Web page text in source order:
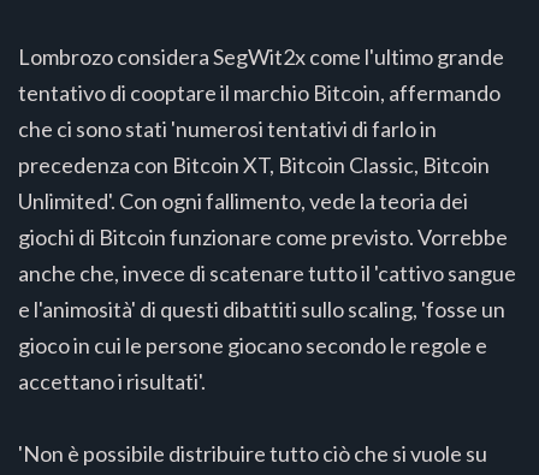
Lombrozo considera SegWit2x come l'ultimo grande
tentativo di cooptare il marchio Bitcoin, affermando
che ci sono stati 'numerosi tentativi di farlo in
precedenza con Bitcoin XT, Bitcoin Classic, Bitcoin
Unlimited'. Con ogni fallimento, vede la teoria dei
giochi di Bitcoin funzionare come previsto. Vorrebbe
anche che, invece di scatenare tutto il 'cattivo sangue
e l'animosità' di questi dibattiti sullo scaling, 'fosse un
gioco in cui le persone giocano secondo le regole e
accettano i risultati'.
'Non è possibile distribuire tutto ciò che si vuole su